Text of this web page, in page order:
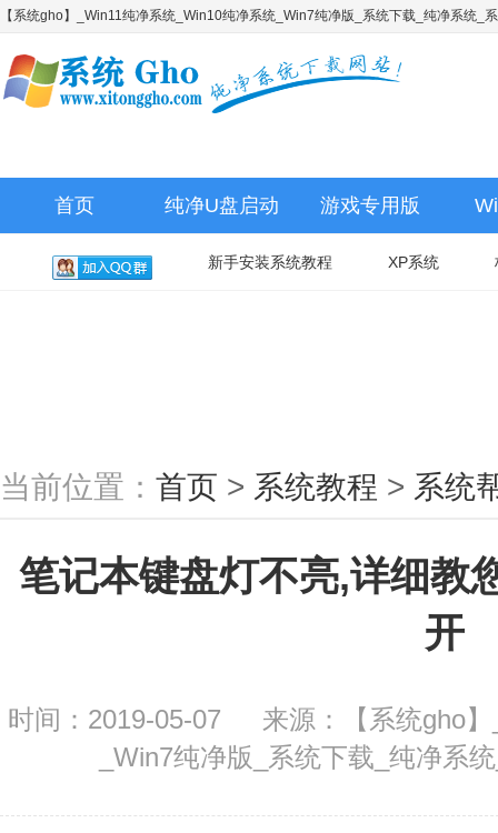
【系统gho】_Win11纯净系统_Win10纯净系统_Win7纯净版_系统下载_纯净系统_
首页 纯净U盘启动 游戏专用版
新手安装系统教程 XP系统
当前位置： 首页 > 系统教程 > 系统
笔记本键盘灯不亮,详细教
开
时间：2019-05-07
来源：【系统gho
_Win7纯净版_系统下载_纯净系